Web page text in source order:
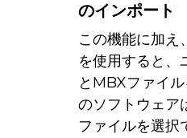
のインポート
この機能に加え
を使用すると、
とMBXファイ
のソフトウェア
ファイルを選択